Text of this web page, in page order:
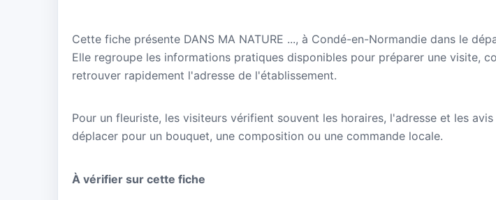
Cette fiche présente DANS MA NATURE ..., à Condé-en-Normandie dans le
Elle regroupe les informations pratiques disponibles pour préparer une visite,
retrouver rapidement l'adresse de l'établissement.
Pour un fleuriste, les visiteurs vérifient souvent les horaires, l'adresse et les
déplacer pour un bouquet, une composition ou une commande locale.
À vérifier sur cette fiche